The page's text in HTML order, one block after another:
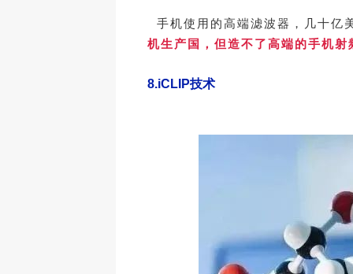
手机使用的高端滤波器，几十亿
机生产国，但造不了高端的手机射
8.iCLIP技术